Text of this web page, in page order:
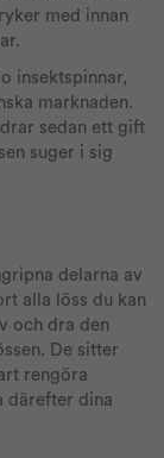
med innan
insektspinnar,
marknaden.
sedan ett gift
suger i sig
delarna av
alla löss du kan
och dra den
De sitter
rengöra
därefter dina